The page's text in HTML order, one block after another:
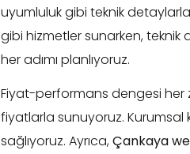
uyumluluk gibi teknik
gibi hizmetler sunarken, teknik
her adımı planlıyoruz.
Fiyat-performans dengesi her
fiyatlarla sunuyoruz. Kurumsal
sağlıyoruz. Ayrıca,Çankaya